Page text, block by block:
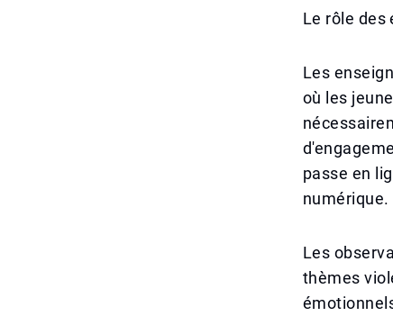
Le rôle des
Les
où les
passe en
numérique.
Les
thèmes